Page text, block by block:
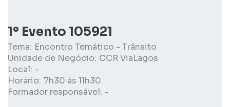
1º Evento 105921
Tema: Encontro Temático - Trânsito
Unidade de Negócio: CCR ViaLagos
Local: -
Horário: 7h30 às 11h30
Formador responsável: -